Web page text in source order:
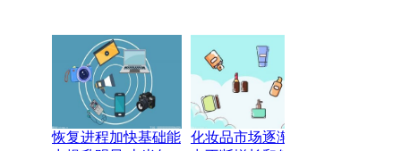
恢复进程加快基础能
化妆品市场逐渐显现